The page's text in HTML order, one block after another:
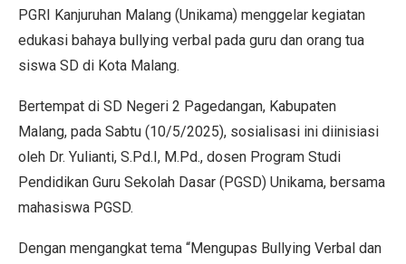
PGRI Kanjuruhan Malang (Unikama) menggelar kegiatan
edukasi bahaya bullying verbal pada guru dan orang tua
siswa SD di Kota Malang.
Bertempat di SD Negeri 2 Pagedangan, Kabupaten
Malang, pada Sabtu (10/5/2025), sosialisasi ini diinisiasi
oleh Dr. Yulianti, S.Pd.I, M.Pd., dosen Program Studi
Pendidikan Guru Sekolah Dasar (PGSD) Unikama, bersama
mahasiswa PGSD.
Dengan mengangkat tema “Mengupas Bullying Verbal dan